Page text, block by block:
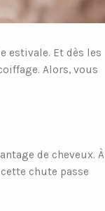
estivale. Et dès les
Alors, vous
de cheveux. À
chute passe